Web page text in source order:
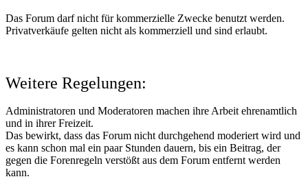
Das Forum darf nicht für kommerzielle Zwecke benutzt werden.
Privatverkäufe gelten nicht als kommerziell und sind erlaubt.
Weitere Regelungen:
Administratoren und Moderatoren machen ihre Arbeit ehrenamtlich
und in ihrer Freizeit.
Das bewirkt, dass das Forum nicht durchgehend moderiert wird und
es kann schon mal ein paar Stunden dauern, bis ein Beitrag, der
gegen die Forenregeln verstößt aus dem Forum entfernt werden
kann.